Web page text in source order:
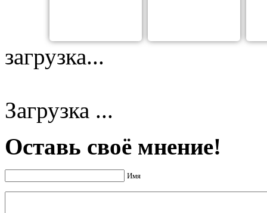
загрузка...
Загрузка ...
Оставь своё мнение!
Имя